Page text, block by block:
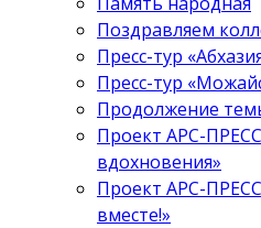
Поздравляем
Пресс-тур
Пресс-тур
Продолжение
Проект АРС-
вдохновения»
Проект АРС-
вместе!»